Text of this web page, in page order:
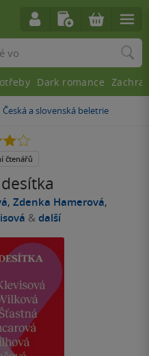
»
Česká a slovenská beletrie
, Zdenka Hamerová,
& další
čtenářů
Dark romance